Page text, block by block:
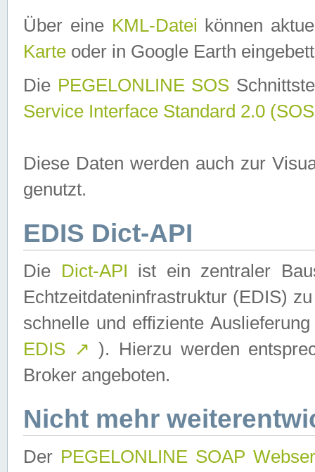
Über eine KML-Datei können
Karte oder in Google Earth
Die PEGELONLINE SOS
Service Interface Standard 2.0
Diese Daten werden auch zur
genutzt.
EDIS Dict-API
Die Dict-API ist ein zentraler
Echtzeitdateninfrastruktur (EDIS)
schnelle und effiziente
EDIS ↗ ). Hierzu werden
Broker angeboten.
Nicht mehr
Der PEGELONLINE SOAP